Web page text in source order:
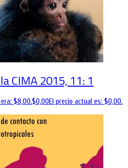
CIMA 2015, 11: 1
era: $8,00.$0,00El precio actual es: $0,00.